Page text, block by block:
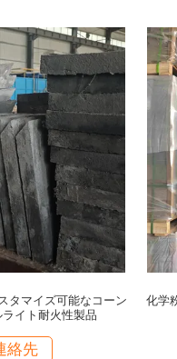
タマイズ可能なコーン
イト耐火性製品
絡先
化学